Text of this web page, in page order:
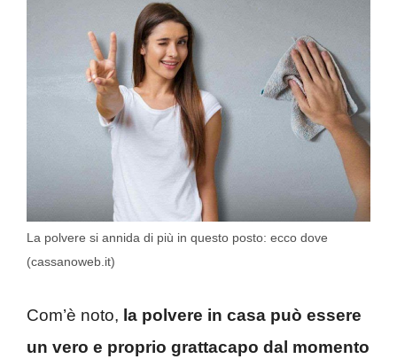
La polvere si annida di più in questo posto: ecco dove
(cassanoweb.it)
Com’è noto, la polvere in casa può essere
un vero e proprio grattacapo dal momento